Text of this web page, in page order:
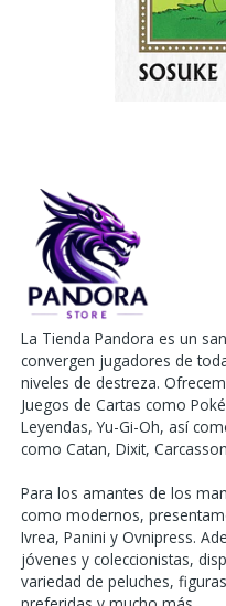
La Tienda Pandora es un
convergen jugadores de
niveles de destreza.
Juegos de Cartas como
Leyendas, Yu-Gi-Oh, así
como Catan, Dixit,
Para los amantes de los
como modernos,
Ivrea, Panini y Ovnipress.
jóvenes y coleccionistas,
variedad de peluches,